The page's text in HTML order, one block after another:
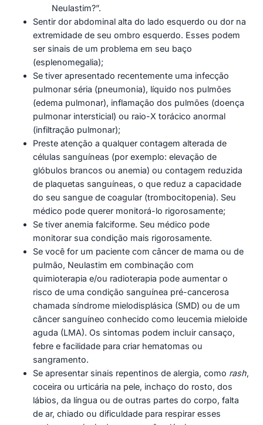
Neulastim?”.
Sentir dor abdominal alta do lado esquerdo ou dor na
extremidade de seu ombro esquerdo. Esses podem
ser sinais de um problema em seu baço
(esplenomegalia);
Se tiver apresentado recentemente uma infecção
pulmonar séria (pneumonia), líquido nos pulmões
(edema pulmonar), inflamação dos pulmões (doença
pulmonar intersticial) ou raio-X torácico anormal
(infiltração pulmonar);
Preste atenção a qualquer contagem alterada de
células sanguíneas (por exemplo: elevação de
glóbulos brancos ou anemia) ou contagem reduzida
de plaquetas sanguíneas, o que reduz a capacidade
do seu sangue de coagular (trombocitopenia). Seu
médico pode querer monitorá-lo rigorosamente;
Se tiver anemia falciforme. Seu médico pode
monitorar sua condição mais rigorosamente.
Se você for um paciente com câncer de mama ou de
pulmão, Neulastim em combinação com
quimioterapia e/ou radioterapia pode aumentar o
risco de uma condição sanguínea pré-cancerosa
chamada síndrome mielodisplásica (SMD) ou de um
câncer sanguíneo conhecido como leucemia mieloide
aguda (LMA). Os sintomas podem incluir cansaço,
febre e facilidade para criar hematomas ou
sangramento.
Se apresentar sinais repentinos de alergia, como rash,
coceira ou urticária na pele, inchaço do rosto, dos
lábios, da língua ou de outras partes do corpo, falta
de ar, chiado ou dificuldade para respirar esses